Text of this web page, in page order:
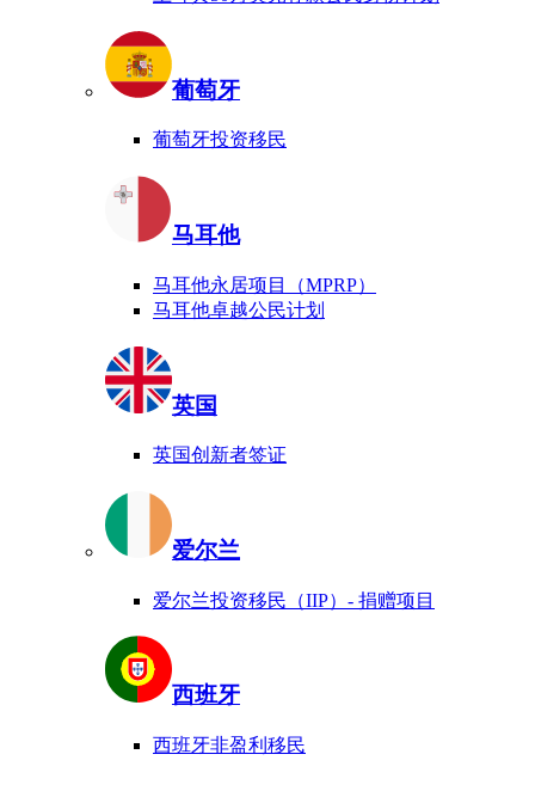
葡萄牙
葡萄牙投资移民
马耳他
马耳他永居项目（MPRP）
马耳他卓越公民计划
英国
英国创新者签证
爱尔兰
爱尔兰投资移民（IIP）- 捐赠项目
西班牙
西班牙非盈利移民